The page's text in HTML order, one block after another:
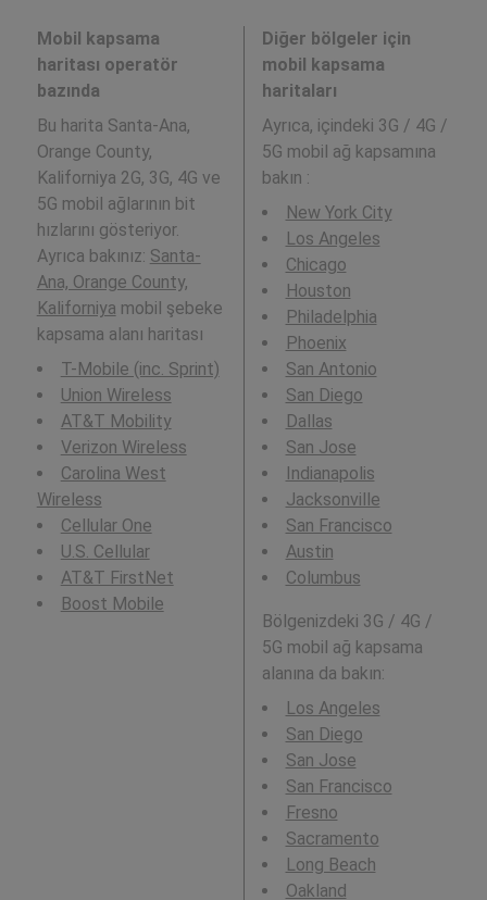
Mobil kapsama
haritası operatör
bazında
Bu harita Santa-Ana,
Orange County,
Kaliforniya 2G, 3G, 4G ve
5G mobil ağlarının bit
hızlarını gösteriyor.
Ayrıca bakınız: Santa-
Ana, Orange County,
Kaliforniya mobil şebeke
kapsama alanı haritası
T-Mobile (inc. Sprint)
Union Wireless
AT&T Mobility
Verizon Wireless
Carolina West
Wireless
Cellular One
U.S. Cellular
AT&T FirstNet
Boost Mobile
Diğer bölgeler için
mobil kapsama
haritaları
Ayrıca, içindeki 3G / 4G /
5G mobil ağ kapsamına
bakın :
New York City
Los Angeles
Chicago
Houston
Philadelphia
Phoenix
San Antonio
San Diego
Dallas
San Jose
Indianapolis
Jacksonville
San Francisco
Austin
Columbus
Bölgenizdeki 3G / 4G /
5G mobil ağ kapsama
alanına da bakın:
Los Angeles
San Diego
San Jose
San Francisco
Fresno
Sacramento
Long Beach
Oakland